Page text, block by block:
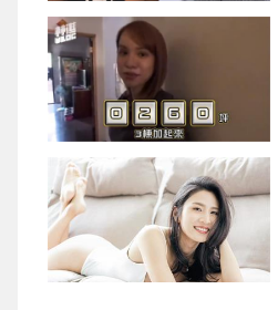
{PLAYICON}
{PLAYICON}